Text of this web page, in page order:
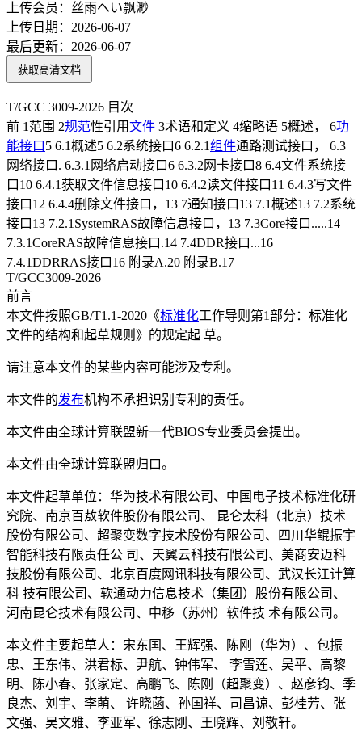
上传会员： 丝雨へい飘渺
上传日期： 2026-06-07
最后更新： 2026-06-07
获取高清文档
T/GCC 3009-2026 目次
前 1范围 2规范性引用文件 3术语和定义 4缩略语 5概述， 6功
能接口 5 6.1概述5 6.2系统接口6 6.2.1组件通路测试接口， 6.3
网络接口. 6.3.1网络启动接口6 6.3.2网卡接口8 6.4文件系统接
口10 6.4.1获取文件信息接口10 6.4.2读文件接口11 6.4.3写文件
接口12 6.4.4删除文件接口，13 7通知接口13 7.1概述13 7.2系统
接口13 7.2.1SystemRAS故障信息接口，13 7.3Core接口.....14
7.3.1CoreRAS故障信息接口.14 7.4DDR接口...16
7.4.1DDRRAS接口16 附录A.20 附录B.17
T/GCC3009-2026
前言
本文件按照GB/T1.1-2020《标准化工作导则第1部分：标准化
文件的结构和起草规则》的规定起 草。
请注意本文件的某些内容可能涉及专利。
本文件的发布机构不承担识别专利的责任。
本文件由全球计算联盟新一代BIOS专业委员会提出。
本文件由全球计算联盟归口。
本文件起草单位：华为技术有限公司、中国电子技术标准化研
究院、南京百敖软件股份有限公司、 昆仑太科（北京）技术
股份有限公司、超聚变数字技术股份有限公司、四川华鲲振宇
智能科技有限责任公 司、天翼云科技有限公司、美商安迈科
技股份有限公司、北京百度网讯科技有限公司、武汉长江计算
科 技有限公司、软通动力信息技术（集团）股份有限公司、
河南昆仑技术有限公司、中移（苏州）软件技 术有限公司。
本文件主要起草人：宋东国、王辉强、陈刚（华为）、包振
忠、王东伟、洪君标、尹航、钟伟军、 李雪莲、吴平、高黎
明、陈小春、张家定、高鹏飞、陈刚（超聚变）、赵彦钧、季
良杰、刘宇、李萌、 许晓菡、孙国祥、司昌谅、彭桂芳、张
文强、吴文雅、李亚军、徐志刚、王晓辉、刘敬轩。